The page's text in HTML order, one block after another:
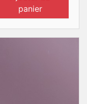
panier